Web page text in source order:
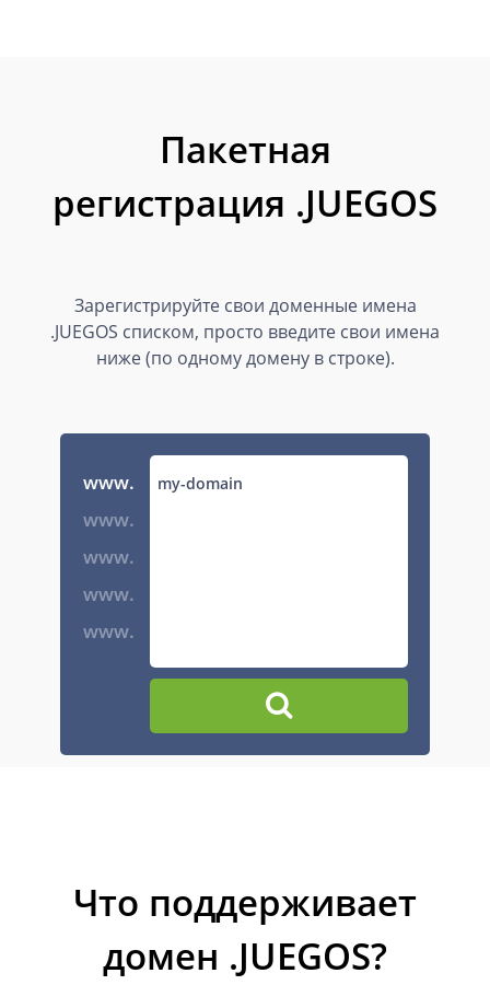
Пакетная
регистрация .JUEGOS
Зарегистрируйте свои доменные имена
.JUEGOS списком, просто введите свои имена
ниже (по одному домену в строке).
www.
www.
www.
www.
www.
Что поддерживает
домен .JUEGOS?